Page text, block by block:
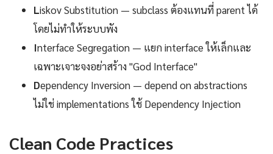
Liskov Substitution — subclass ต้องแทนที่ parent ได้
โดยไม่ทำให้ระบบพัง
Interface Segregation — แยก interface ให้เล็กและ
เฉพาะเจาะจงอย่าสร้าง "God Interface"
Dependency Inversion — depend on abstractions
ไม่ใช่ implementations ใช้ Dependency Injection
Clean Code Practices